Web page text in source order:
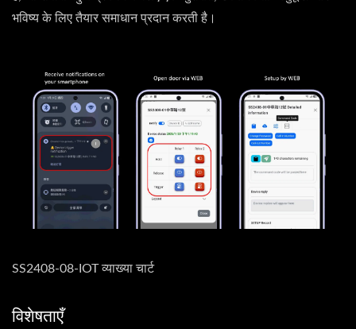
भविष्य के लिए तैयार समाधान प्रदान करती है।
SS2408-08-IOT व्याख्या चार्ट
विशेषताएँ